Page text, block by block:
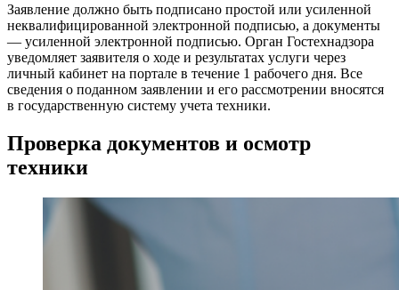
Заявление должно быть подписано простой или усиленной
неквалифицированной электронной подписью, а документы
— усиленной электронной подписью. Орган Гостехнадзора
уведомляет заявителя о ходе и результатах услуги через
личный кабинет на портале в течение 1 рабочего дня. Все
сведения о поданном заявлении и его рассмотрении вносятся
в государственную систему учета техники.
Проверка документов и осмотр
техники